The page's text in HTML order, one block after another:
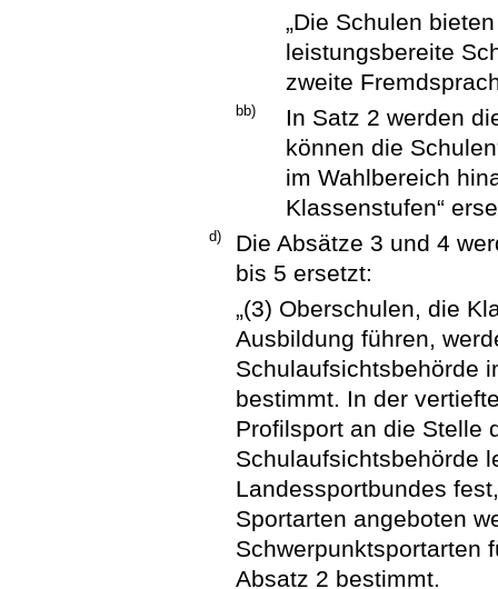
„Die Schulen
leistungsbereite
zweite
bb)
In Satz 2 werden
können die
im Wahlbereich
Klassenstufen“
d)
Die Absätze 3 und 4
bis 5 ersetzt:
„(3) Oberschulen, die
Ausbildung führen,
Schulaufsichtsbehörde
bestimmt. In der
Profilsport an die Stelle
Schulaufsichtsbehörde
Landessportbundes
Sportarten angeboten
Schwerpunktsportarten
Absatz 2 bestimmt.